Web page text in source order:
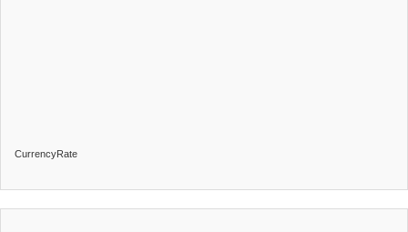
CurrencyRate